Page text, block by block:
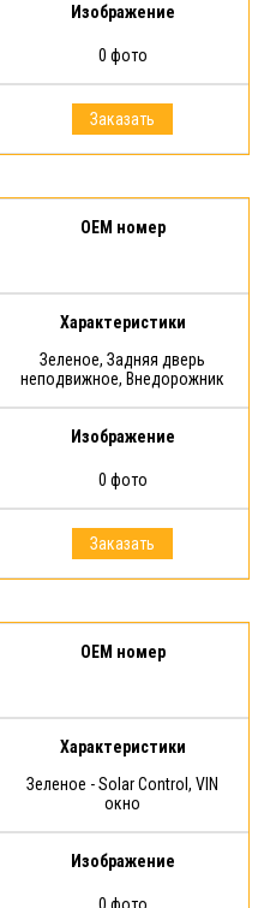
Изображение
0 фото
Заказать
OEM номер
Характеристики
Зеленое, Задняя дверь
неподвижное, Внедорожник
Изображение
0 фото
Заказать
OEM номер
Характеристики
Зеленое - Solar Control, VIN
окно
Изображение